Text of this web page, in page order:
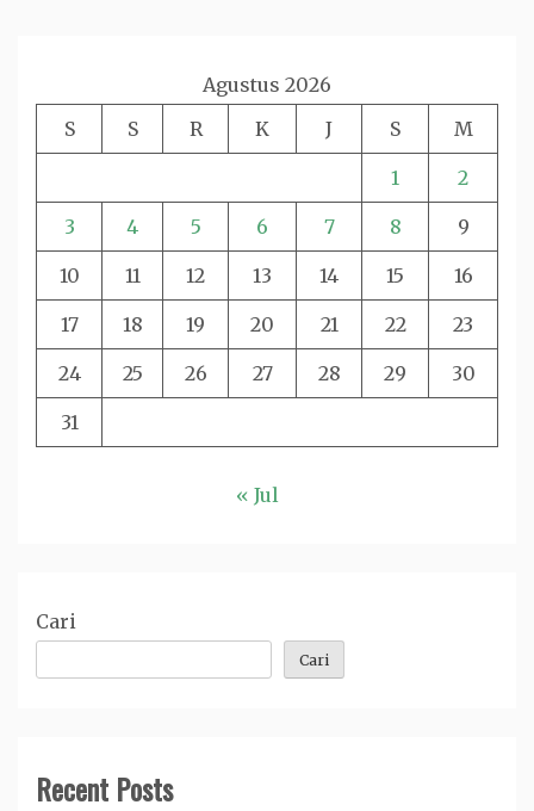
Agustus 2026
S
S R K J S M
1 2
3 4 5 6 7 8 9
10 11 12 13 14 15 16
17 18 19 20 21 22 23
24 25 26 27 28 29 30
31
« Jul
Cari
Cari
Recent Posts